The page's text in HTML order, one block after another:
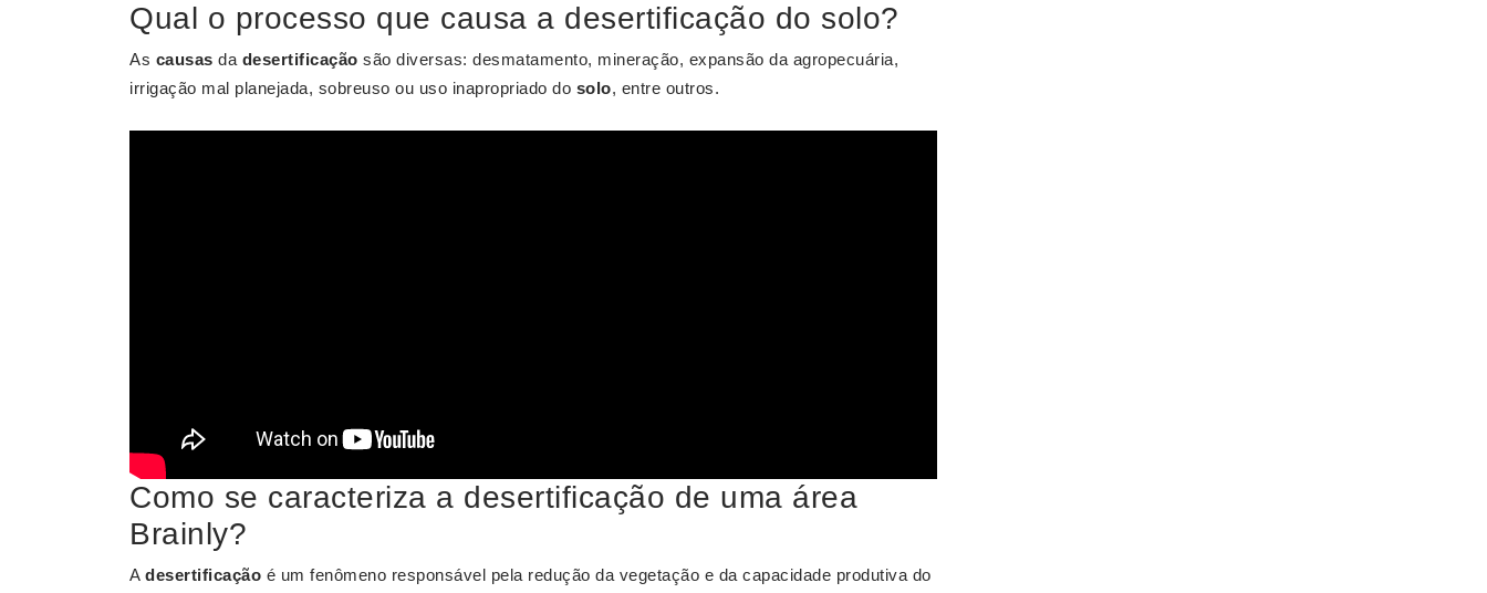
Qual o processo que causa a desertificação do solo?
As causas da desertificação são diversas: desmatamento, mineração, expansão da agropecuária,
irrigação mal planejada, sobreuso ou uso inapropriado do solo, entre outros.
Como se caracteriza a desertificação de uma área
Brainly?
A desertificação é um fenômeno responsável pela redução da vegetação e da capacidade produtiva do